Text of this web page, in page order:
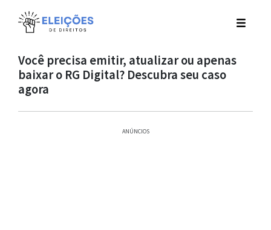
Você precisa emitir, atualizar ou apenas
baixar o RG Digital? Descubra seu caso
agora
ANÚNCIOS